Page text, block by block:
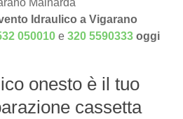
Mainarda
Idraulico a Vigarano
050010 e320 5590333 oggi
onesto è il tuo
cassetta